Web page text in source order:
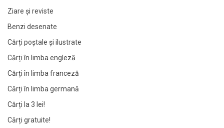
Ordonează după
Titlu
Preț crescător
Preț descrescător
Noutate
Ordonează după
Titlu
Preț crescător
Preț descrescător
Noutate
Ziare şi reviste
Benzi desenate
Cărți poștale și ilustrate
Cărți în limba engleză
Cărți în limba franceză
Cărți în limba germană
Cărți la 3 lei!
Cărți gratuite!